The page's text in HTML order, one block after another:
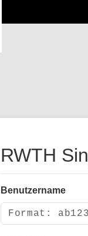
RWTH
Benutzername